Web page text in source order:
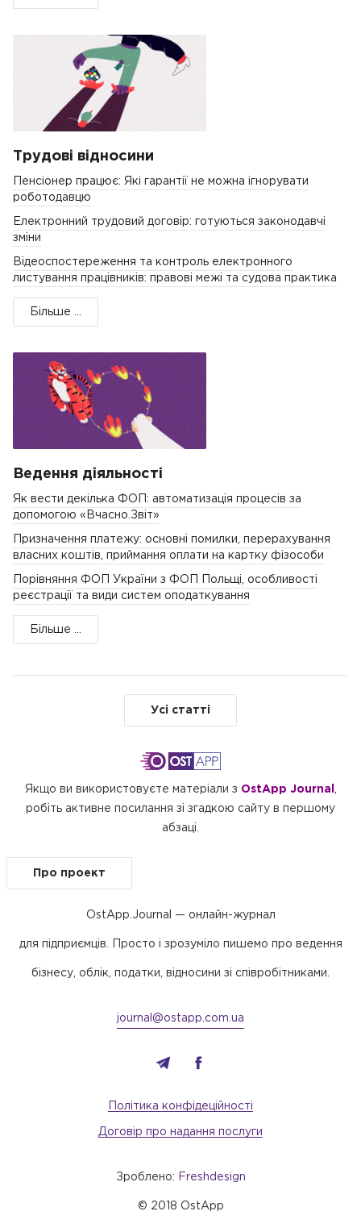
Трудові відносини
Пенсіонер працює: Які гарантії не можна ігнорувати
роботодавцю
Електронний трудовий договір: готуються законодавчі
зміни
Відеоспостереження та контроль електронного
листування працівників: правові межі та судова практика
Більше ...
Ведення діяльності
Як вести декілька ФОП: автоматизація процесів за
допомогою «Вчасно.Звіт»
Призначення платежу: основні помилки, перерахування
власних коштів, приймання оплати на картку фізособи
Порівняння ФОП України з ФОП Польщі, особливості
реєстрації та види систем оподаткування
Більше ...
Усі статті
Якщо ви використовуєте матеріали з OstApp Journal
робіть активне посилання зі згадкою сайту в першому
абзаці.
Про проект
OstApp.Journal — онлайн-журнал
для підприємців. Просто і зрозуміло пишемо про ведення
бізнесу, облік, податки, відносини зі співробітниками.
Зроблено: Freshdesign
© 2018 OstApp
journal@ostapp.com.ua
Політика конфідеційності
Договір про надання послуги